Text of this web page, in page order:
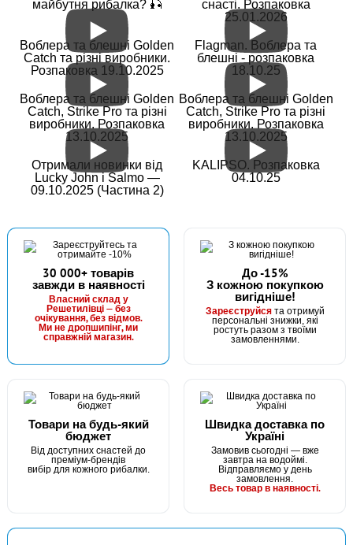
#203-9-100-B032
В наявності
Маг: 0 шт Базар: 3 шт
16 грн 3 шт.
КУПИТИ
Силікон Fishing ROI Wing Larva 100mm B032 (за 1шт)
майбутня рибалка? 🎣
снасті. Розпаковка
25.01.2026
Воблера та блешні Golden
Catch та різні виробники.
Розпаковка 19.10.2025
Flagman. Воблера та
блешні - розпаковка
18.10.25
Воблера та блешні Golden
Catch, Strike Pro та різні
виробники. Розпаковка
13.10.2025
Воблера та блешні Golden
Catch, Strike Pro та різні
виробники. Розпаковка
13.10.2025
Отримали новинки від
Lucky John і Salmo —
09.10.2025 (Частина 2)
KALIPSO. Розпаковка
04.10.25
30 000+ товарів
завжди в наявності
Власний склад у
Решетилівці — без
очікування, без відмов.
Ми не дропшипінг, ми
справжній магазин.
До -15%
З кожною покупкою
вигідніше!
Зареєструйсята отримуй
персональні знижки, які
ростуть разом з твоїми
замовленнями.
Товари на будь-який
бюджет
Від доступних снастей до
преміум-брендів
вибір для кожного рибалки.
Швидка доставка по
Україні
Замовив сьогодні — вже
завтра на водоймі.
Відправляємо у день
замовлення.
Весь товар в наявності.